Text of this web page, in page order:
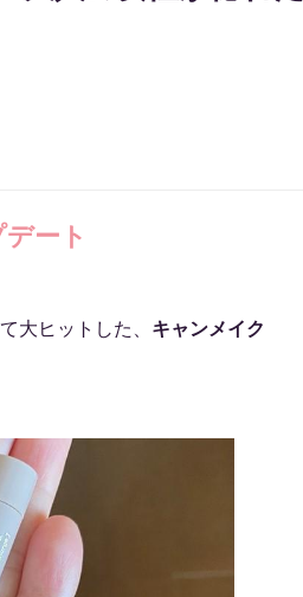
ート
大ヒットした、 キャンメイク